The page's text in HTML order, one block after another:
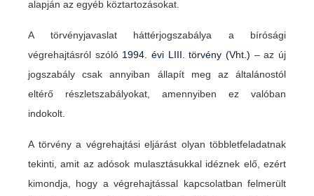
alapján az egyéb köztartozásokat.
A törvényjavaslat háttérjogszabálya a bírósági
végrehajtásról szóló 1994. évi LIII. törvény (Vht.) – az új
jogszabály csak annyiban állapít meg az általánostól
eltérő részletszabályokat, amennyiben ez valóban
indokolt.
A törvény a végrehajtási eljárást olyan többletfeladatnak
tekinti, amit az adósok mulasztásukkal idéznek elő, ezért
kimondja, hogy a végrehajtással kapcsolatban felmerült